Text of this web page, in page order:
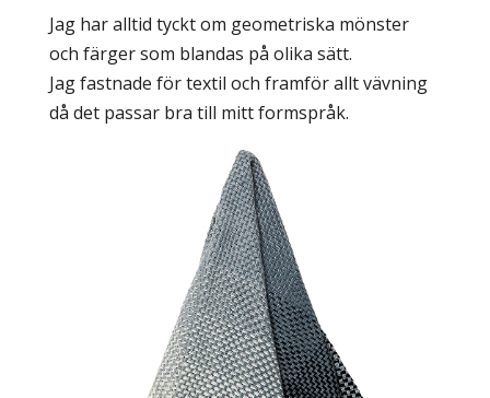
Jag har alltid tyckt om geometriska mönster
och färger som blandas på olika sätt.
Jag fastnade för textil och framför allt vävning
då det passar bra till mitt formspråk.